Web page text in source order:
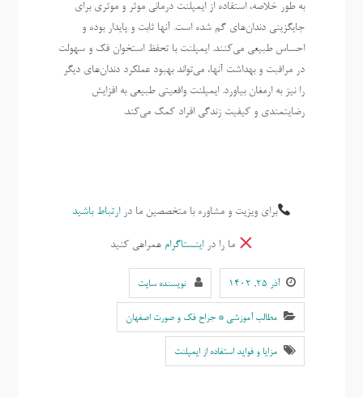
به طور خلاصه، استفاده از ایمپلنت درمانی موثر و موثری برای
جایگزینی دندان‌های گم شده است. آنها ثابت و پایدار بوده و
احساس طبیعی می‌کنند. ایمپلنت با تحفظ استخوان فک و سهولت
در مراقبت و بهداشت آنها، می‌تواند بهبود عملکرد دندان‌های دیگر
را نیز به ارمغان بیاورد. ایمپلنت واقعیتی طبیعی به افزایش
رضایتمندی و کیفیت زندگی افراد کمک می‌کند.
برای ویزیت و مشاوره با متخصصین ما درارتباط باشید
ما را دراینستاگرام همراهی کنید
آذر ۲۵, ۱۴۰۲ نویسنده سایت
مطالب آموزشی * جراح فک و صورت اصفهان
مزایا و فواید استفاده از ایمپلنت